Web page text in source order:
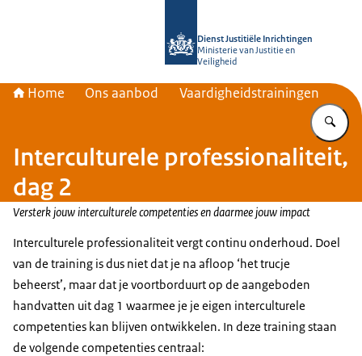
Dienst Justitiële Inrichtingen
Ministerie van Justitie en
Veiligheid
Home Ons aanbod Vaardigheidstrainingen
Interculturele professionaliteit,
dag 2
Versterk jouw interculturele competenties en daarmee jouw impact
Interculturele professionaliteit vergt continu onderhoud. Doel
van de training is dus niet dat je na afloop ‘het trucje
beheerst’, maar dat je voortborduurt op de aangeboden
handvatten uit dag 1 waarmee je je eigen interculturele
competenties kan blijven ontwikkelen. In deze training staan
de volgende competenties centraal: